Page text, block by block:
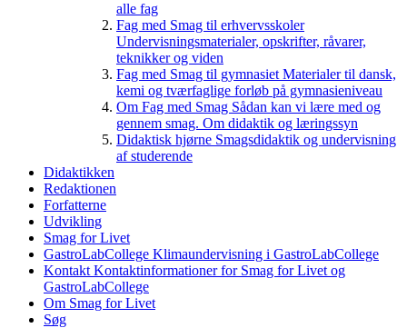
alle fag
Fag med Smag til erhvervsskoler
Undervisningsmaterialer, opskrifter, råvarer,
teknikker og viden
Fag med Smag til gymnasiet Materialer til dansk,
kemi og tværfaglige forløb på gymnasieniveau
Om Fag med Smag Sådan kan vi lære med og
gennem smag. Om didaktik og læringssyn
Didaktisk hjørne Smagsdidaktik og undervisning
af studerende
Didaktikken
Redaktionen
Forfatterne
Udvikling
Smag for Livet
GastroLabCollege Klimaundervisning i GastroLabCollege
Kontakt Kontaktinformationer for Smag for Livet og
GastroLabCollege
Om Smag for Livet
Søg